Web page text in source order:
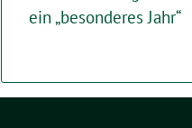
ein „besonderes Jahr“